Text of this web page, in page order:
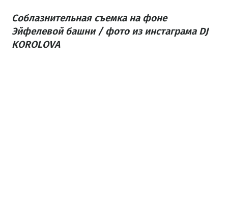
Соблазнительная съемка на фоне
Эйфелевой башни / фото из инстаграма DJ
KOROLOVA